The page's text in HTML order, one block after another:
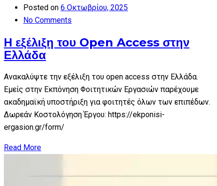
Posted on 6 Οκτωβρίου, 2025
No Comments
Η εξέλιξη του Open Access στην
Ελλάδα
Ανακαλύψτε την εξέλιξη του open access στην Ελλάδα.
Εμείς στην Εκπόνηση Φοιτητικών Εργασιών παρέχουμε
ακαδημαϊκή υποστήριξη για φοιτητές όλων των επιπέδων.
Δωρεάν Κοστολόγηση Έργου: https://ekponisi-
ergasion.gr/form/
Read More